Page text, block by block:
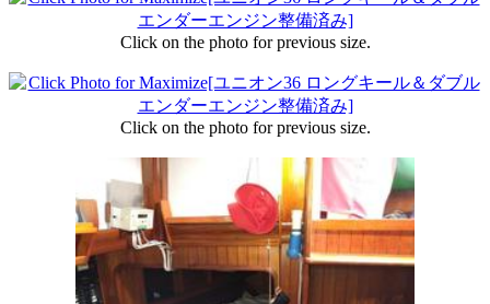
Click on the photo for previous size.
Click on the photo for previous size.